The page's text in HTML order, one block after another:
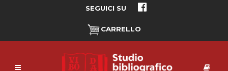
SEGUICI SU
CARRELLO